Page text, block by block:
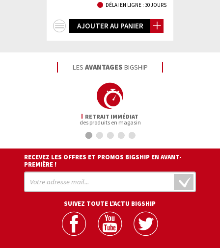
DÉLAI EN LIGNE : 30 JOURS
AJOUTER AU PANIER
LES AVANTAGES BIGSHIP
RETRAIT IMMÉDIAT
des produits en magasin
RECEVEZ LES OFFRES ET PROMOS BIGSHIP EN AVANT-
PREMIÈRE !
SUIVEZ TOUTE L'ACTU BIGSHIP